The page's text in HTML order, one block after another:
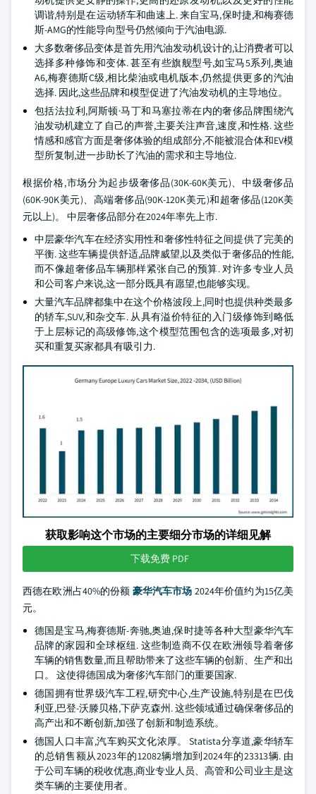
调谐,特别是在运动轿车和曲速上. 来自宝马,保时捷,和梅赛德
斯-AMG的性能导向型号仍然倾向于汽油电源.
大多数奢侈品变体是首先用汽油发动机设计的,让消费者可以
选择多种修饰和变体. 甚至有些旗舰型号,如宝马5系列,奥迪
A6,梅赛德斯C级,相比柴油或电机版本,仍然提供更多的汽油
选择. 因此,这些品牌和模型促进了汽油发动机的主导地位。
包括法拉利,阿斯顿·马丁和马塞拉蒂在内的奢侈品牌围绕汽
油发动机建立了自己的声誉,主要关注声音,速度,和性格. 这些
情感和感官方面是奢侈体验的组成部分,不能被混合体和EV模
型所复制,进一步助长了汽油的需求和主导地位.
根据价格,市场分为起步级奢侈品(30K-60K美元)、中级奢侈品
(60K-90K美元)、高端奢侈品(90K-120K美元)和超奢侈品(120K美
元以上)。 中层奢侈品部分在2024年率先上市.
中层豪华汽车在经济实用性和奢侈性特征之间提供了完美的
平衡. 这些车辆提供舒适,品牌威望,以及类似于奢侈品的性能,
而不像超奢侈品车辆那样紧张自己的预算. 对许多专业人员
和公司客户来说,这一部分既具有愿望,也能够实现。
大量汽车品牌都集中在这个价格波段上,同时也提供种类最多
的轿车,SUV,和杂交车. 从具有溢价特征的入门级修饰到略低
于上层标记的高级修饰,这个模型范围包含的选项最多,对初
买和重复买家都具有吸引力.
获取影响这个市场的主要细分市场的详细见解
下载免费 PDF
西德在欧洲占40%的份额 豪华汽车市场 2024年价值约为15亿美
元。
德国是宝马,梅赛德斯-奔驰,奥迪,保时捷等各种大型豪华汽车
品牌的家园和全球枢纽. 这些制造商不仅在欧洲领导着奢侈
车辆的销售数量,而且帮助带来了这些车辆的创新、生产和出
口。 这使得德国成为奢侈汽车部门的重要国家.
德国拥有世界级汽车工程,研究中心,生产设施,特别是在巴伐
利亚,巴登-沃滕贝格,下萨克森州. 这些领域通过确保奢侈品的
高产出和不断创新,加强了创新和制造系统。
德国人口丰富,汽车购买文化浓厚。 Statista分享道,豪华轿车
的总销售额从2023年的12082辆增加到2024年的23313辆. 由
于公司车辆的税收优惠,商业专业人员、高管和公司业主是这
类车辆的主要使用者。